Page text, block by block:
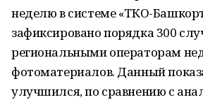
неделю в системе «ТКО-
зафиксировано порядка 300
региональными операторам
фотоматериалов. Данный
улучшился, по сравнению с